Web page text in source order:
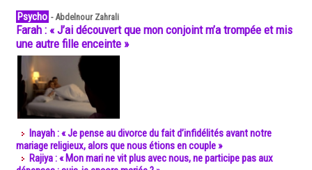
Psycho -Abdelnour Zahrali
Farah : « J’ai découvert que mon conjoint m’a trompée et mis
une autre fille enceinte »
Inayah : « Je pense au divorce du fait d’infidélités avant notre
mariage religieux, alors que nous étions en couple »
Rajiya : « Mon mari ne vit plus avec nous, ne participe pas aux